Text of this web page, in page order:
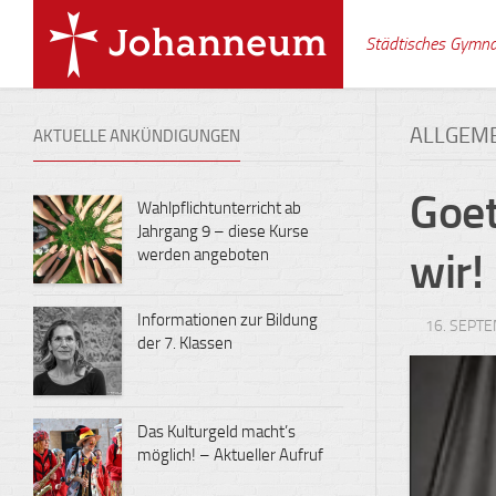
Städtisches
wir!
16.
AKTUELLE ANKÜNDIGUNGEN
Wahlpflichtunterricht ab
Jahrgang 9 – diese Kurse
werden angeboten
Informationen zur Bildung
der 7. Klassen
Das Kulturgeld macht’s
möglich! – Aktueller Aufruf